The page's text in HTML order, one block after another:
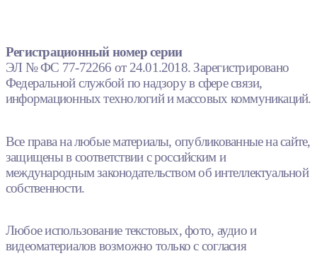
Регистрационный номер серии
ЭЛ № ФС 77-72266 от 24.01.2018. Зарегистрировано
Федеральной службой по надзору в сфере связи,
информационных технологий и массовых коммуникаций.
Все права на любые материалы, опубликованные на сайте,
защищены в соответствии с российским и
международным законодательством об интеллектуальной
собственности.
Любое использование текстовых, фото, аудио и
видеоматериалов возможно только с согласия